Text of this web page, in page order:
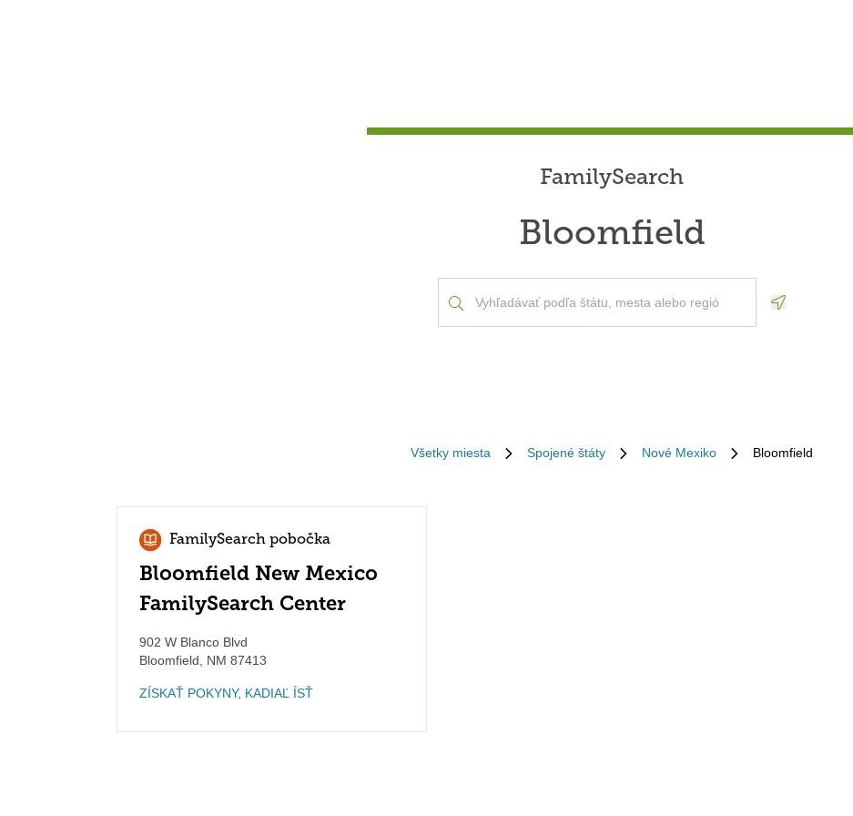
FamilySearch
Bloomfield
Všetky miesta Spojené štáty Nové Mexiko Bloomfield
FamilySearch pobočka
Bloomfield New Mexico
FamilySearch Center
902 W Blanco Blvd
Bloomfield
NM 87413
ZÍSKAŤ POKYNY, KADIAĽ ÍSŤ